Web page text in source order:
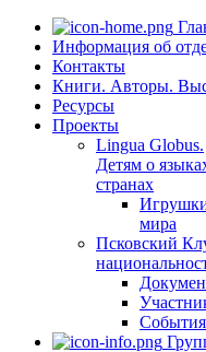
Информация об
Контакты
Книги. Авторы.
Ресурсы
Проекты
Lingua Globus.
Детям о
странах
мира
Псковский
События